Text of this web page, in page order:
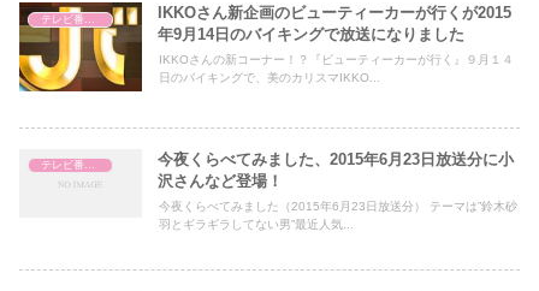
IKKOさん新企画のビューティーカーが行くが2015
年9月14日のバイキングで放送になりました
IKKOさんの新コーナー！？『ビューティーカーが行く』９月１４
日のバイキングで、美のカリスマIKKO...
テレビ番組レビュー
今夜くらべてみました、2015年6月23日放送分に小
沢さんなど登場！
今夜くらべてみました（2015年6月23日放送分） テーマは”鈴木砂
羽とギラギラしてない男”最近人気...